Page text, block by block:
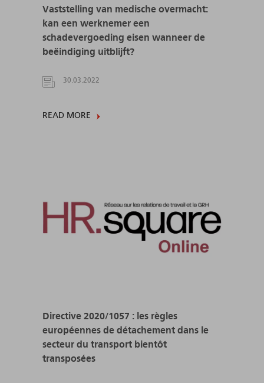
Vaststelling van medische overmacht:
kan een werknemer een
schadevergoeding eisen wanneer de
beëindiging uitblijft?
30.03.2022
READ MORE
Directive 2020/1057 : les règles
européennes de détachement dans le
secteur du transport bientôt
transposées